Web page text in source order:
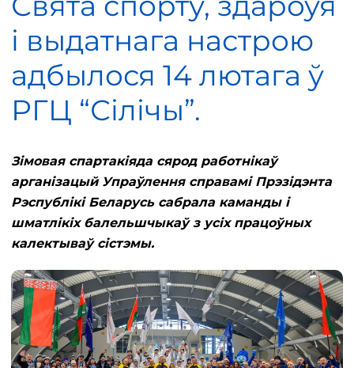
і выдатнага настрою
адбылося 14 лютага ў
РГЦ “Сілічы”.
Зімовая спартакіяда сярод работнікаў
арганізацый Упраўлення справамі Прэзідэнта
Рэспублікі Беларусь сабрала каманды і
шматлікіх балельшчыкаў з усіх працоўных
калектываў сістэмы.